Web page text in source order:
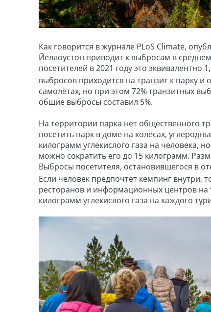
Как говорится в журнале PLoS Climate,
Йеллоустон приводит к выбросам в
посетителей в 2021 году это
выбросов приходится на транзит к парку и
самолётах, но при этом 72% транзитных
общие выбросы составил 5%.
На территории парка нет общественного
посетить парк в доме на колёсах,
килограмм углекислого газа на человека,
можно сократить его до 15 килограмм.
Выбросы посетителя, остановившегося в
Если человек предпочтет кемпинг
ресторанов и информационных центров на
килограмм углекислого газа на каждого